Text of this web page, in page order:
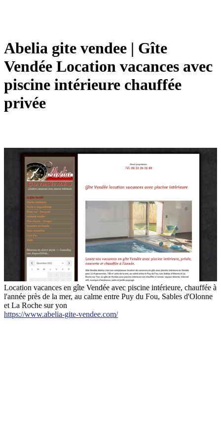
Abelia gite vendee | Gîte
Vendée Location vacances avec
piscine intérieure chauffée
privée
Location vacances en gîte Vendée avec piscine intérieure, chauffée à
l'année près de la mer, au calme entre Puy du Fou, Sables d'Olonne
et La Roche sur yon
https://www.abelia-gite-vendee.com/